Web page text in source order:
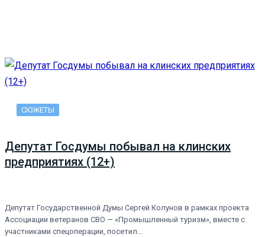
СЮЖЕТЫ
Депутат Госдумы побывал на клинских
предприятиях (12+)
Депутат Государственной Думы Сергей Колунов в рамках проекта
Ассоциации ветеранов СВО — «Промышленный туризм», вместе с
участниками спецоперации, посетил…